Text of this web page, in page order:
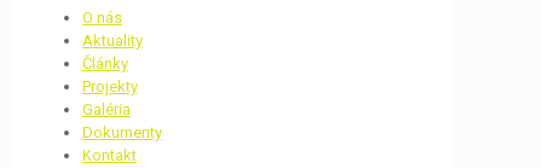
O nás
Aktuality
Články
Projekty
Galéria
Dokumenty
Kontakt